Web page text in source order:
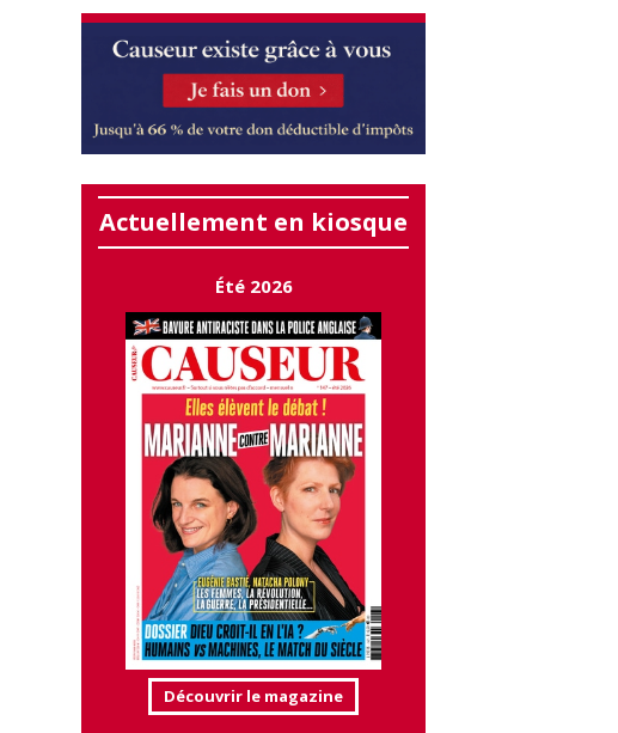
Actuellement en kiosque
Été 2026
Découvrir le magazine